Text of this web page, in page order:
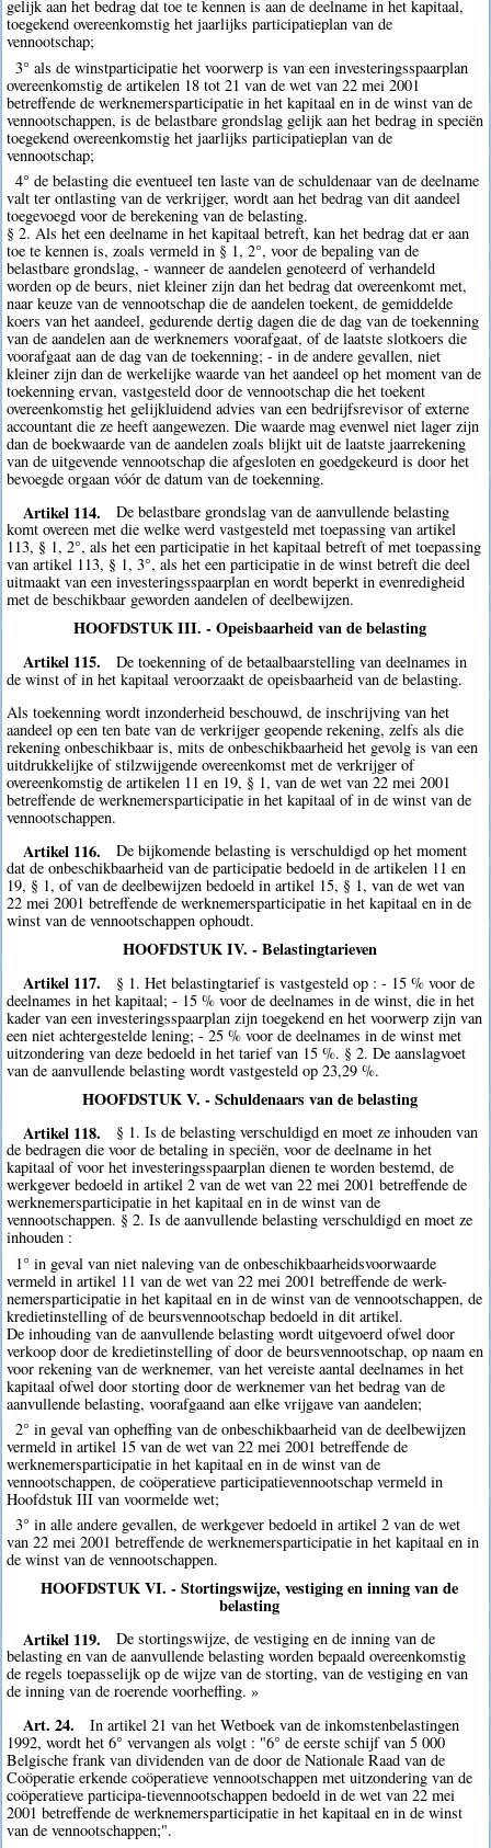
gelijk aan het bedrag dat toe te kennen is aan de deelname in het kapitaal,
toegekend overeenkomstig het jaarlijks participatieplan van de
vennootschap;
3° als de winstparticipatie het voorwerp is van een investeringsspaarplan
overeenkomstig de artikelen 18 tot 21 van de wet van 22 mei 2001
betreffende de werknemersparticipatie in het kapitaal en in de winst van de
vennootschappen, is de belastbare grondslag gelijk aan het bedrag in speciën
toegekend overeenkomstig het jaarlijks participatieplan van de
vennootschap;
4° de belasting die eventueel ten laste van de schuldenaar van de deelname
valt ter ontlasting van de verkrijger, wordt aan het bedrag van dit aandeel
toegevoegd voor de berekening van de belasting.
§ 2. Als het een deelname in het kapitaal betreft, kan het bedrag dat er aan
toe te kennen is, zoals vermeld in § 1, 2°, voor de bepaling van de
belastbare grondslag, - wanneer de aandelen genoteerd of verhandeld
worden op de beurs, niet kleiner zijn dan het bedrag dat overeenkomt met,
naar keuze van de vennootschap die de aandelen toekent, de gemiddelde
koers van het aandeel, gedurende dertig dagen die de dag van de toekenning
van de aandelen aan de werknemers voorafgaat, of de laatste slotkoers die
voorafgaat aan de dag van de toekenning; - in de andere gevallen, niet
kleiner zijn dan de werkelijke waarde van het aandeel op het moment van de
toekenning ervan, vastgesteld door de vennootschap die het toekent
overeenkomstig het gelijkluidend advies van een bedrijfsrevisor of externe
accountant die ze heeft aangewezen. Die waarde mag evenwel niet lager zijn
dan de boekwaarde van de aandelen zoals blijkt uit de laatste jaarrekening
van de uitgevende vennootschap die afgesloten en goedgekeurd is door het
bevoegde orgaan vóór de datum van de toekenning.
Artikel 114.
De belastbare grondslag van de aanvullende belasting
komt overeen met die welke werd vastgesteld met toepassing van artikel
113, § 1, 2°, als het een participatie in het kapitaal betreft of met toepassing
van artikel 113, § 1, 3°, als het een participatie in de winst betreft die deel
uitmaakt van een investeringsspaarplan en wordt beperkt in evenredigheid
met de beschikbaar geworden aandelen of deelbewijzen.
HOOFDSTUK III. - Opeisbaarheid van de belasting
Artikel 115.
De toekenning of de betaalbaarstelling van deelnames in
de winst of in het kapitaal veroorzaakt de opeisbaarheid van de belasting.
Als toekenning wordt inzonderheid beschouwd, de inschrijving van het
aandeel op een ten bate van de verkrijger geopende rekening, zelfs als die
rekening onbeschikbaar is, mits de onbeschikbaarheid het gevolg is van een
uitdrukkelijke of stilzwijgende overeenkomst met de verkrijger of
overeenkomstig de artikelen 11 en 19, § 1, van de wet van 22 mei 2001
betreffende de werknemersparticipatie in het kapitaal of in de winst van de
vennootschappen.
Artikel 116.
De bijkomende belasting is verschuldigd op het moment
dat de onbeschikbaarheid van de participatie bedoeld in de artikelen 11 en
19, § 1, of van de deelbewijzen bedoeld in artikel 15, § 1, van de wet van
22 mei 2001 betreffende de werknemersparticipatie in het kapitaal en in de
winst van de vennootschappen ophoudt.
HOOFDSTUK IV. - Belastingtarieven
Artikel 117.
§ 1. Het belastingtarief is vastgesteld op : - 15 % voor de
deelnames in het kapitaal; - 15 % voor de deelnames in de winst, die in het
kader van een investeringsspaarplan zijn toegekend en het voorwerp zijn van
een niet achtergestelde lening; - 25 % voor de deelnames in de winst met
uitzondering van deze bedoeld in het tarief van 15 %. § 2. De aanslagvoet
van de aanvullende belasting wordt vastgesteld op 23,29 %.
HOOFDSTUK V. - Schuldenaars van de belasting
Artikel 118.
§ 1. Is de belasting verschuldigd en moet ze inhouden van
de bedragen die voor de betaling in speciën, voor de deelname in het
kapitaal of voor het investeringsspaarplan dienen te worden bestemd, de
werkgever bedoeld in artikel 2 van de wet van 22 mei 2001 betreffende de
werknemersparticipatie in het kapitaal en in de winst van de
vennootschappen. § 2. Is de aanvullende belasting verschuldigd en moet ze
inhouden :
1° in geval van niet naleving van de onbeschikbaarheidsvoorwaarde
vermeld in artikel 11 van de wet van 22 mei 2001 betreffende de werk-
nemersparticipatie in het kapitaal en in de winst van de vennootschappen, de
kredietinstelling of de beursvennootschap bedoeld in dit artikel.
De inhouding van de aanvullende belasting wordt uitgevoerd ofwel door
verkoop door de kredietinstelling of door de beursvennootschap, op naam en
voor rekening van de werknemer, van het vereiste aantal deelnames in het
kapitaal ofwel door storting door de werknemer van het bedrag van de
aanvullende belasting, voorafgaand aan elke vrijgave van aandelen;
2° in geval van opheffing van de onbeschikbaarheid van de deelbewijzen
vermeld in artikel 15 van de wet van 22 mei 2001 betreffende de
werknemersparticipatie in het kapitaal en in de winst van de
vennootschappen, de coöperatieve participatievennootschap vermeld in
Hoofdstuk III van voormelde wet;
3° in alle andere gevallen, de werkgever bedoeld in artikel 2 van de wet
van 22 mei 2001 betreffende de werknemersparticipatie in het kapitaal en in
de winst van de vennootschappen.
HOOFDSTUK VI. - Stortingswijze, vestiging en inning van de
belasting
Artikel 119.
De stortingswijze, de vestiging en de inning van de
belasting en van de aanvullende belasting worden bepaald overeenkomstig
de regels toepasselijk op de wijze van de storting, van de vestiging en van
de inning van de roerende voorheffing. »
Art. 24.
In artikel 21 van het Wetboek van de inkomstenbelastingen
1992, wordt het 6° vervangen als volgt : "6° de eerste schijf van 5 000
Belgische frank van dividenden van de door de Nationale Raad van de
Coöperatie erkende coöperatieve vennootschappen met uitzondering van de
coöperatieve participa-tievennootschappen bedoeld in de wet van 22 mei
2001 betreffende de werknemersparticipatie in het kapitaal en in de winst
van de vennootschappen;".